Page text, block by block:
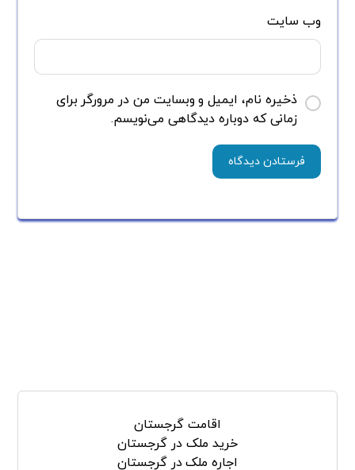
وب‌ سایت
ذخیره نام، ایمیل و وبسایت من در مرورگر برای
زمانی که دوباره دیدگاهی می‌نویسم.
اقامت گرجستان
خرید ملک در گرجستان
اجاره ملک در گرجستان